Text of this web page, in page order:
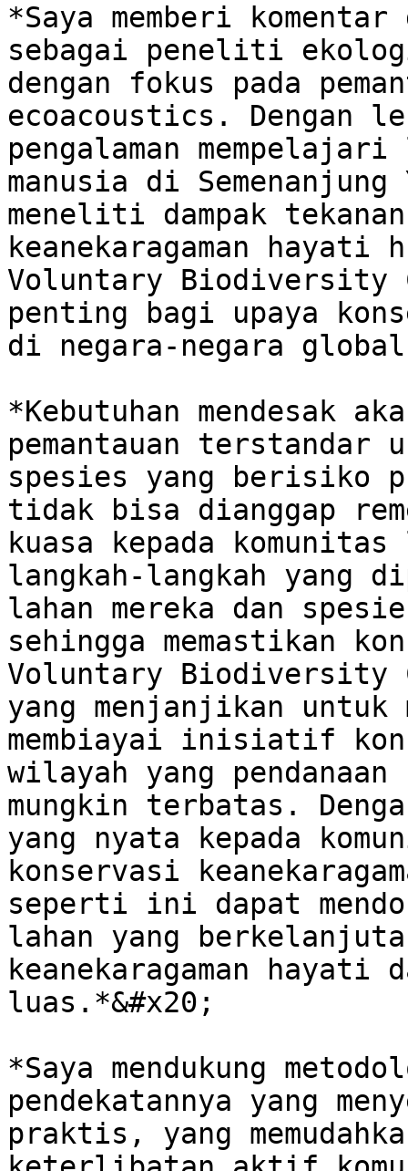
*Saya memberi
sebagai peneliti
dengan fokus pada
ecoacoustics. Dengan
pengalaman
manusia di
meneliti dampak
keanekaragaman hayati
Voluntary Biodiversity
penting bagi upaya
di negara-negara
*Kebutuhan mendesak
pemantauan terstandar
spesies yang berisiko
tidak bisa dianggap
kuasa kepada
langkah-langkah yang
lahan mereka dan
sehingga memastikan
Voluntary Biodiversity
yang menjanjikan
membiayai inisiatif
wilayah yang
mungkin terbatas.
yang nyata kepada
konservasi
seperti ini dapat
lahan yang
keanekaragaman
luas.*&#x20;
*Saya mendukung
pendekatannya yang
praktis, yang